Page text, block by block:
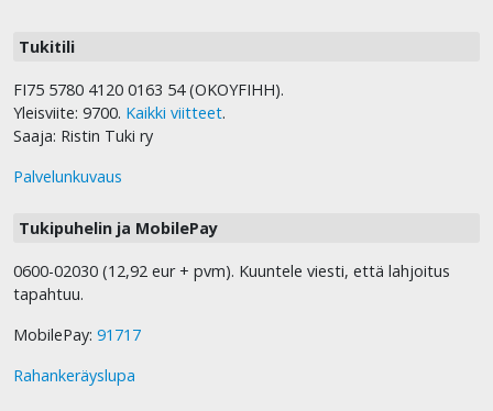
Tukitili
FI75 5780 4120 0163 54 (OKOYFIHH).
Yleisviite: 9700. Kaikki viitteet.
Saaja: Ristin Tuki ry
Palvelunkuvaus
Tukipuhelin ja MobilePay
0600-02030 (12,92 eur + pvm). Kuuntele viesti, että lahjoitus
tapahtuu.
MobilePay: 91717
Rahankeräyslupa